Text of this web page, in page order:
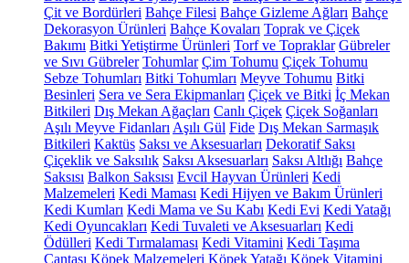
Çit ve Bordürleri Bahçe Filesi Bahçe Gizleme Ağları Bahçe
Dekorasyon Ürünleri Bahçe Kovaları Toprak ve Çiçek
Bakımı Bitki Yetiştirme Ürünleri Torf ve Topraklar Gübreler
ve Sıvı Gübreler Tohumlar Çim Tohumu Çiçek Tohumu
Sebze Tohumları Bitki Tohumları Meyve Tohumu Bitki
Besinleri Sera ve Sera Ekipmanları Çiçek ve Bitki İç Mekan
Bitkileri Dış Mekan Ağaçları Canlı Çiçek Çiçek Soğanları
Aşılı Meyve Fidanları Aşılı Gül Fide Dış Mekan Sarmaşık
Bitkileri Kaktüs Saksı ve Aksesuarları Dekoratif Saksı
Çiçeklik ve Saksılık Saksı Aksesuarları Saksı Altlığı Bahçe
Saksısı Balkon Saksısı Evcil Hayvan Ürünleri Kedi
Malzemeleri Kedi Maması Kedi Hijyen ve Bakım Ürünleri
Kedi Kumları Kedi Mama ve Su Kabı Kedi Evi Kedi Yatağı
Kedi Oyuncakları Kedi Tuvaleti ve Aksesuarları Kedi
Ödülleri Kedi Tırmalaması Kedi Vitamini Kedi Taşıma
Çantası Köpek Malzemeleri Köpek Yatağı Köpek Vitamini